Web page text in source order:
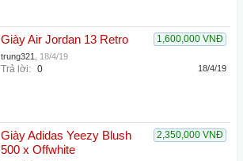
1,600,000 VNĐ
Giày Air Jordan 13 Retro
trung321 18/4/19
Trả lời: 0 18/4/19
2,350,000 VNĐ
Giày Adidas Yeezy Blush
500 x Offwhite